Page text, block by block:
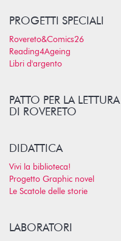
PROGETTI SPECIALI
Rovereto&Comics26
Reading4Ageing
Libri d'argento
PATTO PER LA LETTURA
DI ROVERETO
DIDATTICA
Vivi la biblioteca!
Progetto Graphic novel
Le Scatole delle storie
LABORATORI